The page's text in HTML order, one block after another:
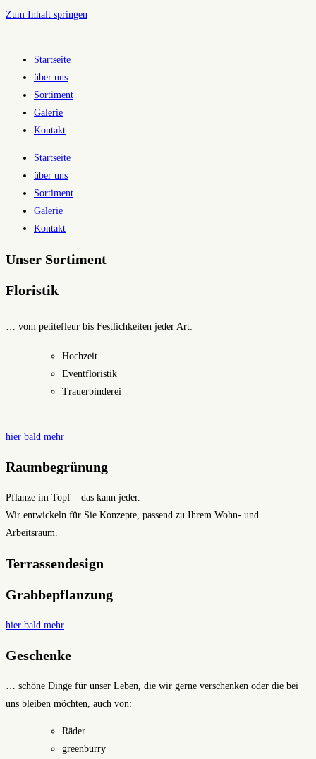
Zum Inhalt springen
Startseite
über uns
Sortiment
Galerie
Kontakt
Startseite
über uns
Sortiment
Galerie
Kontakt
Unser Sortiment
Floristik
… vom petitefleur bis Festlichkeiten jeder Art:
Hochzeit
Eventfloristik
Trauerbinderei
hier bald mehr
Raumbegrünung
Pflanze im Topf – das kann jeder.
Wir entwickeln für Sie Konzepte, passend zu Ihrem Wohn- und
Arbeitsraum.
Terrassendesign
Grabbepflanzung
hier bald mehr
Geschenke
… schöne Dinge für unser Leben, die wir gerne verschenken oder die bei
uns bleiben möchten, auch von:
Räder
greenburry